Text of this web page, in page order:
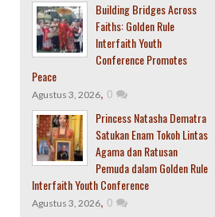
Building Bridges Across
Faiths: Golden Rule
Interfaith Youth
Conference Promotes
Peace
Agustus 3, 2026, 0
Princess Natasha Dematra
Satukan Enam Tokoh Lintas
Agama dan Ratusan
Pemuda dalam Golden Rule
Interfaith Youth Conference
Agustus 3, 2026, 0